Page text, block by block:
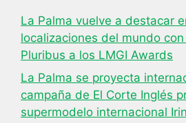
La Palma vuelve a destacar
localizaciones del mundo
Pluribus a los LMGI Awards
La Palma se proyecta
campaña de El Corte Inglés
supermodelo internacional